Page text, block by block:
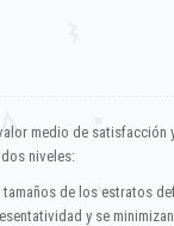
medio de satisfacción
niveles:
de los estratos
y se